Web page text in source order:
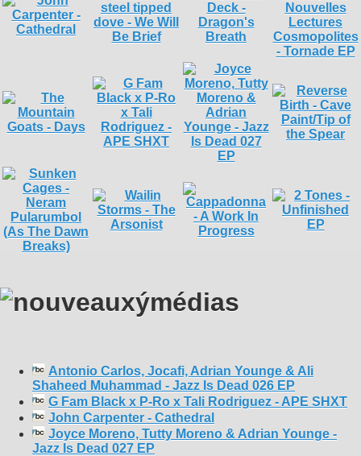
Antonio Carlos, Jocafi, Adrian Younge & Ali
Shaheed Muhammad - Jazz Is Dead 026 EP
G Fam Black x P-Ro x Tali Rodriguez - APE SHXT
John Carpenter - Cathedral
Joyce Moreno, Tutty Moreno & Adrian Younge -
Jazz Is Dead 027 EP